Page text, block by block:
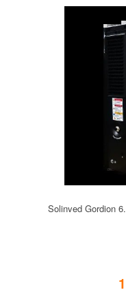
Solinved Gordion